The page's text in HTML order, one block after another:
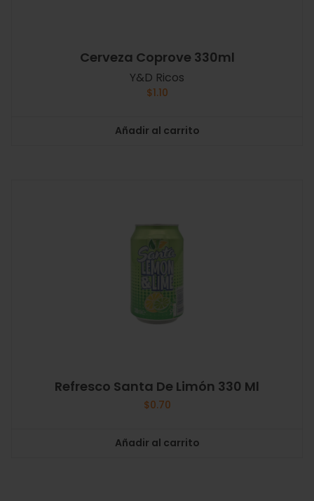
Cerveza Coprove 330ml
Y&D Ricos
$1.10
Añadir al carrito
Refresco Santa De Limón 330 Ml
$0.70
Añadir al carrito